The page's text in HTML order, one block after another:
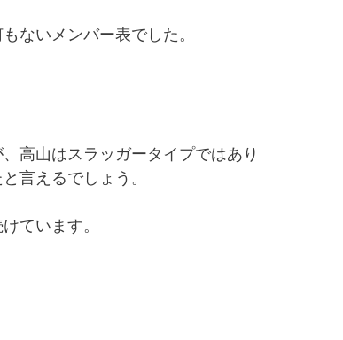
ないメンバー表でした。
高山はスラッガータイプではあり
言えるでしょう。
ています。